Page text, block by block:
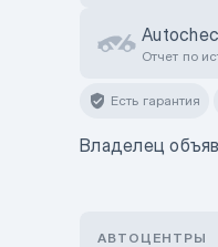
Отчет по
Есть гарантия
Владелец
АВТОЦЕНТРЫ